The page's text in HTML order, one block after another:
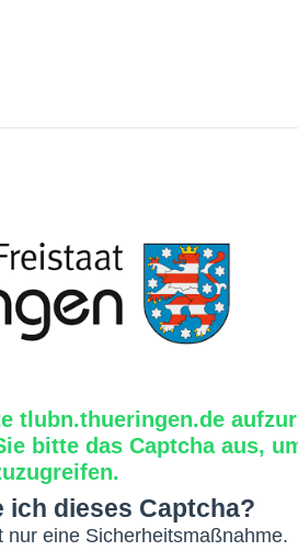
tlubn.thueringen.de
bitte das Captcha aus,
ich dieses Captcha?
nur eine Sicherheitsmaßnahme.